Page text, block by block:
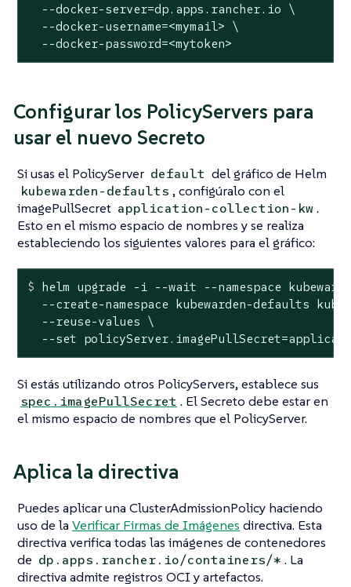
  --docker-server=dp.apps.rancher.io \
  --docker-username=<mymail> \
  --docker-password=<mytoken>
Configurar los PolicyServers para
usar el nuevo Secreto
Si usas el PolicyServer default del gráfico de Helm
kubewarden-defaults , configúralo con el
imagePullSecret application-collection-kw.
Esto en el mismo espacio de nombres y se realiza
estableciendo los siguientes valores para el gráfico:
$ helm upgrade -i --wait --namespace
--create-namespace kubewarden-defaults
  --reuse-values \
--set
Si estás utilizando otros PolicyServers, establece sus
spec.imagePullSecret . El Secreto debe estar en
el mismo espacio de nombres que el PolicyServer.
Aplica la directiva
Puedes aplicar una ClusterAdmissionPolicy haciendo
uso de la Verificar Firmas de Imágenes directiva. Esta
directiva verifica todas las imágenes de contenedores
de dp.apps.rancher.io/containers/* . La
directiva admite registros OCI y artefactos.